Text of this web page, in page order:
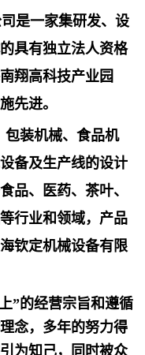
是一家集研发、设
具有独立法人资格
翔高科技产业园
先进。
包装机械、食品机
备及生产线的设计
品、医药、茶叶、
行业和领域，产品
钦定机械设备有限
”的经营宗旨和遵循
念，多年的努力得
为知己，同时被众